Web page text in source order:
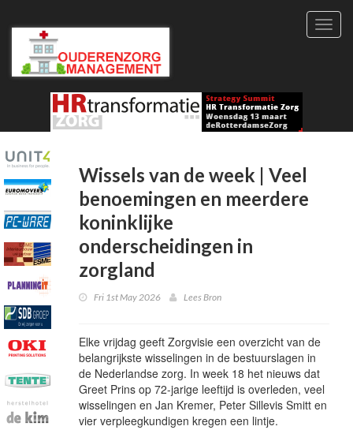
Wissels van de week | Veel
benoemingen en meerdere
koninklijke
onderscheidingen in
zorgland
Fri 1st May 2026 Lees Bron
Elke vrijdag geeft Zorgvisie een overzicht van de
belangrijkste wisselingen in de bestuurslagen in
de Nederlandse zorg. In week 18 het nieuws dat
Greet Prins op 72-jarige leeftijd is overleden, veel
wisselingen en Jan Kremer, Peter Sillevis Smitt en
vier verpleegkundigen kregen een lintje.